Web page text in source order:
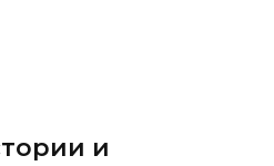
и